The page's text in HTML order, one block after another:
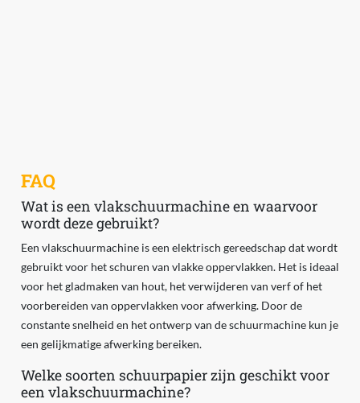
FAQ
Wat is een vlakschuurmachine en waarvoor
wordt deze gebruikt?
Een vlakschuurmachine is een elektrisch gereedschap dat wordt
gebruikt voor het schuren van vlakke oppervlakken. Het is ideaal
voor het gladmaken van hout, het verwijderen van verf of het
voorbereiden van oppervlakken voor afwerking. Door de
constante snelheid en het ontwerp van de schuurmachine kun je
een gelijkmatige afwerking bereiken.
Welke soorten schuurpapier zijn geschikt voor
een vlakschuurmachine?